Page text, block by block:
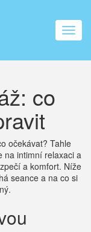
co
očekávat? Tahle
na intimní relaxaci a
a komfort. Níže
seance a na co si